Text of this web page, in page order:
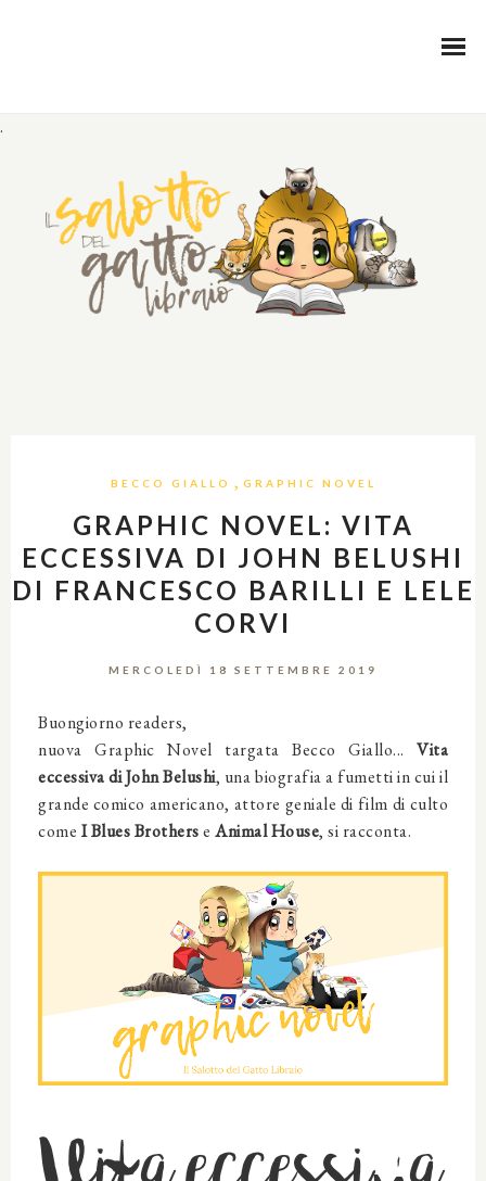
.
BECCO GIALLO , GRAPHIC NOVEL
GRAPHIC NOVEL: VITA
ECCESSIVA DI JOHN BELUSHI
DI FRANCESCO BARILLI E LELE
CORVI
MERCOLEDÌ 18 SETTEMBRE 2019
Buongiorno readers,
nuova Graphic Novel targata Becco Giallo... Vita
eccessiva di John Belushi, una biografia a fumetti in cui il
grande comico americano, attore geniale di film di culto
come I Blues Brotherse Animal House, si racconta.